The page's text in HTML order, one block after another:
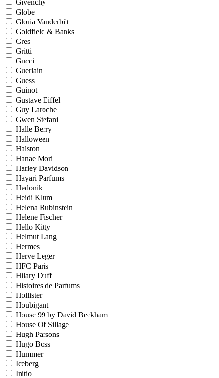
Givenchy
Globe
Gloria Vanderbilt
Goldfield & Banks
Gres
Gritti
Gucci
Guerlain
Guess
Guinot
Gustave Eiffel
Guy Laroche
Gwen Stefani
Halle Berry
Halloween
Halston
Hanae Mori
Harley Davidson
Hayari Parfums
Hedonik
Heidi Klum
Helena Rubinstein
Helene Fischer
Hello Kitty
Helmut Lang
Hermes
Herve Leger
HFC Paris
Hilary Duff
Histoires de Parfums
Hollister
Houbigant
House 99 by David Beckham
House Of Sillage
Hugh Parsons
Hugo Boss
Hummer
Iceberg
Initio